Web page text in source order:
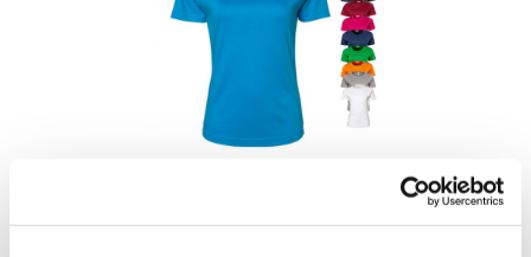
TJ580N Tee Jays Damen T-Shirt aus Interlock-Material